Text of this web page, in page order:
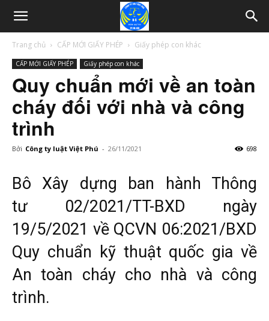
Trang chủ CẤP MỚI GIẤY PHÉP Giấy phép con khác
CẤP MỚI GIẤY PHÉP Giấy phép con khác
Quy chuẩn mới về an toàn
cháy đối với nhà và công
trình
Bởi Công ty luật Việt Phú - 26/11/2021 698
Bô Xây dựng ban hành Thông
tư 02/2021/TT-BXD ngày
19/5/2021 về QCVN 06:2021/BXD
Quy chuẩn kỹ thuật quốc gia về
An toàn cháy cho nhà và công
trình.